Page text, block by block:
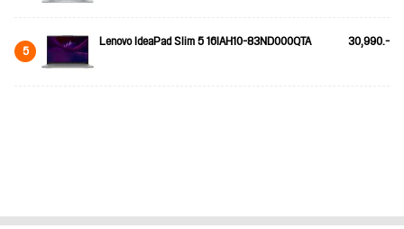
5 Lenovo IdeaPad Slim 5 16IAH10-83ND000QTA 30,990.-